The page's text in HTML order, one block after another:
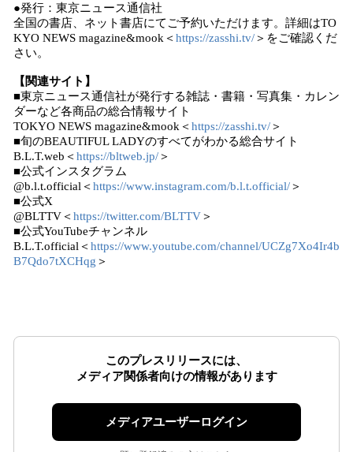
●発行：東京ニュース通信社
全国の書店、ネット書店にてご予約いただけます。詳細はTO
KYO NEWS magazine&mook＜https://zasshi.tv/＞をご確認くだ
さい。
【関連サイト】
■東京ニュース通信社が発行する雑誌・書籍・写真集・カレン
ダーなど各商品の総合情報サイト
TOKYO NEWS magazine&mook＜https://zasshi.tv/＞
■旬のBEAUTIFUL LADYのすべてがわかる総合サイト
B.L.T.web＜https://bltweb.jp/＞
■公式インスタグラム
@b.l.t.official＜https://www.instagram.com/b.l.t.official/＞
■公式X
@BLTTV＜https://twitter.com/BLTTV＞
■公式YouTubeチャンネル
B.L.T.official＜https://www.youtube.com/channel/UCZg7Xo4Ir4b
B7Qdo7tXCHqg ＞
このプレスリリースには、
メディア関係者向けの情報があります
メディアユーザーログイン